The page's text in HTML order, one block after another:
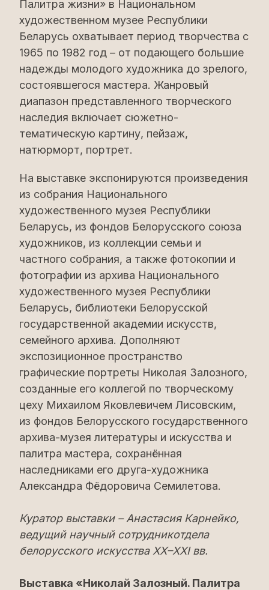
Палитра жизни» в Национальном
художественном музее Республики
Беларусь охватывает период творчества с
1965 по 1982 год – от подающего большие
надежды молодого художника до зрелого,
состоявшегося мастера. Жанровый
диапазон представленного творческого
наследия включает сюжетно-
тематическую картину, пейзаж,
натюрморт, портрет.
На выставке экспонируются произведения
из собрания Национального
художественного музея Республики
Беларусь, из фондов Белорусского союза
художников, из коллекции семьи и
частного собрания, а также фотокопии и
фотографии из архива Национального
художественного музея Республики
Беларусь, библиотеки Белорусской
государственной академии искусств,
семейного архива. Дополняют
экспозиционное пространство
графические портреты Николая Залозного,
созданные его коллегой по творческому
цеху Михаилом Яковлевичем Лисовским,
из фондов Белорусского государственного
архива-музея литературы и искусства и
палитра мастера, сохранённая
наследниками его друга-художника
Александра Фёдоровича Семилетова.
Куратор выставки – Анастасия Карнейко,
ведущий научный сотрудникотдела
белорусского искусства XX–XXI вв.
Выставка «Николай Залозный. Палитра